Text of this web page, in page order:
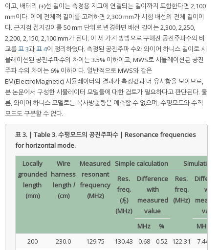
이고, 배터리 (+)선 길이는 측정용 지그에 연결되는 길이까지 포함한다면 2,100
mm이다. 이에 전체적 길이를 고려하면 2,300 mm가 시험 배선의 전체 길이이
다. 근지점 접지길이를 50 mm 단위로 변경하면 배선 길이는 2,300, 2,250,
2,200, 2,150, 2,100 mm가 된다. 이 세 가지 방법으로 구해진 공진주파수의 비
교를표 3과표 4에 정리하였다. 측정된 공진주파 수와 와이어 하니스 길이로 시
뮬레이션된 공진주파수의 차이는 3.5% 이하이고, MWS로 시뮬레이션된 공진
주파 수의 차이는 6% 이하이다. 일반적으로 MWS와 같은
EM(ElectroMagnetic) 시뮬레이터의 결과가 측정값과 더 유사함을 보이므로,
본 논문에서 구성한 시뮬레이터 모델들에 대한 검토가 필요하다고 판단된다. 물
론, 와이어 하니스 모델로는 복사방출량은 예측할 수 없으며, 수평모드와 수직
모드도 구분할 수 없다.
표 3. | Table 3.수평모드의 공진주파수 | Resonance frequencies
for horizontal mode.
Locally
grounded
length
(mm)
Wire
harness
length l
(cm)
Measured
resonant
frequency
(MHz)
Simple calculation
Simulation
Res.
freq.
(f0)
(MHz)
Difference
with
measured
value
Res.
freq.
(MHz)
with
value
MHz
% MHz
200
230.0 129.75 130.43 0.68 0.52 122.31 7.44